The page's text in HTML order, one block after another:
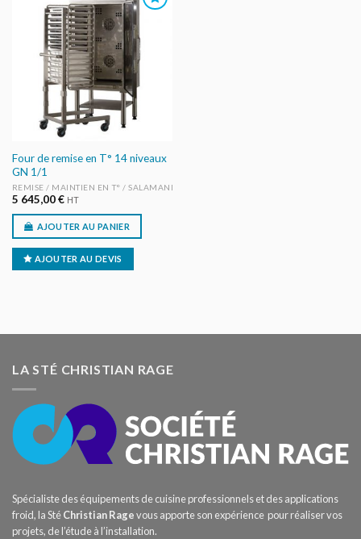
AJOUTER
AU DEVIS
Four de remise en T° 14 niveaux
GN 1/1
REMISE / MAINTIEN EN T° / SALAMANDRES
5 645,00€ HT
AJOUTER AU PANIER
AJOUTER AU DEVIS
LA STÉ CHRISTIAN RAGE
Spécialiste des équipements de cuisine professionnels et des applications
froid, la StéChristian Ragevous apporte son expérience pour réaliser vos
projets, de l’étude à l’installation.